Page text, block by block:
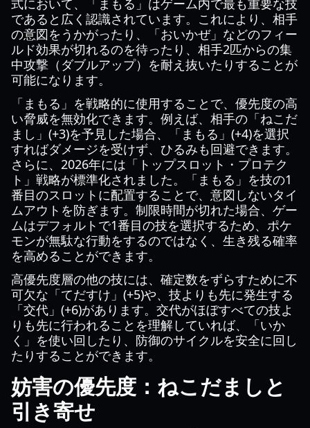
式において、「まもる」はゲーム内で最も重要な技
であると広く認識されています。これにより、相手
の意図をうかがったり、「おいかぜ」などのフィー
ルド効果が切れるのを待ったり、相手2匹からの集
中攻撃（ダブルアップ）を耐え抜いたりすることが
可能になります。
「まもる」を戦略的に使用することで、優先度の高
い脅威を無効化できます。例えば、相手の「ねこだ
まし」(+3)を予見した場合、「まもる」(+4)を選択
すればダメージを受けず、ひるみも回避できます。
さらに、2026年には「トップスロット・プロテク
ト」戦略が標準化されました。「まもる」を技の1
番目のスロットに配置することで、意図しないタイ
ムアウトを防ぎます。制限時間が切れた場合、ゲー
ムはデフォルトで1番目の技を選択するため、ポケ
モンが無駄な行動をするのではなく、生き残る確率
を高めることができます。
高優先度層の他の技には、確定数をずらすために不
可欠な「てだすけ」(+5)や、技よりも先に発生する
「交代」(+6)があります。交代がほぼすべての技よ
りも先に行われることを理解していれば、「いか
く」を使い回したり、防御のサイクルを安全に回し
たりすることができます。
妨害の優先度：ねこだましと
引き寄せ